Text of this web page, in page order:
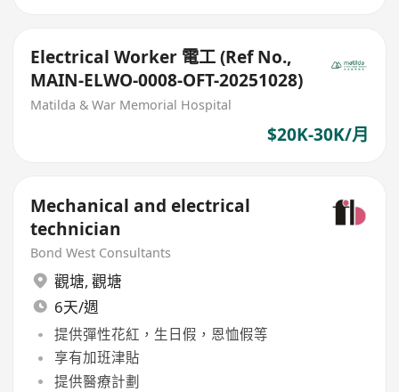
Electrical Worker 電工 (Ref No.,
MAIN-ELWO-0008-OFT-20251028)
Matilda & War Memorial Hospital
$20K-30K/月
Mechanical and electrical
technician
Bond West Consultants
觀塘, 觀塘
6天/週
提供彈性花紅，生日假，恩恤假等
享有加班津貼
提供醫療計劃